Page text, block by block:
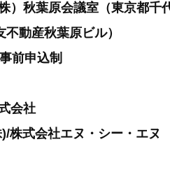
秋葉原会議室（東京都千
動産秋葉原ビル）
申込制
会社
式会社エヌ・シー・エヌ